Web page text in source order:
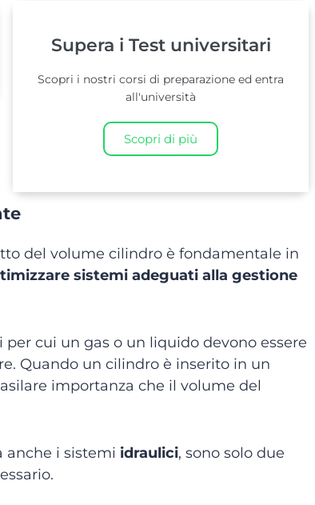
Supera i Test universitari
Scopri i nostri corsi di preparazione ed entra
all'università
Scopri di più
del volume cilindro è fondamentale in
sistemi adeguati alla gestione
cui un gas o un liquido devono essere
Quando un cilindro è inserito in un
importanza che il volume del
anche i sistemi idraulici, sono solo due